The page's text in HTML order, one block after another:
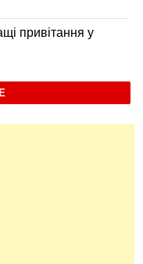
привітання у